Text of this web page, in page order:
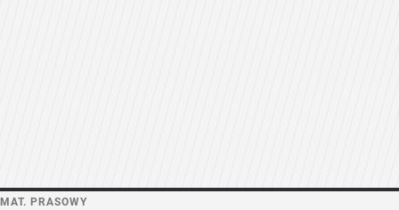
MAT. PRASOWY